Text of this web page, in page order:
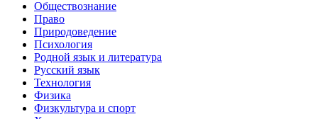
Обществознание
Право
Природоведение
Психология
Родной язык и литература
Русский язык
Технология
Физика
Физкультура и спорт